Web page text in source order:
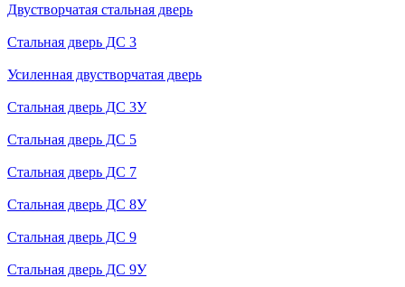
Двустворчатая стальная дверь
Стальная дверь ДС 3
Усиленная двустворчатая дверь
Стальная дверь ДС 3У
Стальная дверь ДС 5
Стальная дверь ДС 7
Стальная дверь ДС 8У
Стальная дверь ДС 9
Стальная дверь ДС 9У